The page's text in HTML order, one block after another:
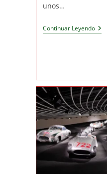
unos…
Continuar Leyendo
De
Y
De